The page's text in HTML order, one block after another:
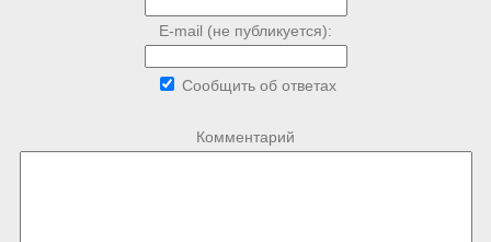
E-mail (не публикуется):
Сообщить об ответах
Комментарий